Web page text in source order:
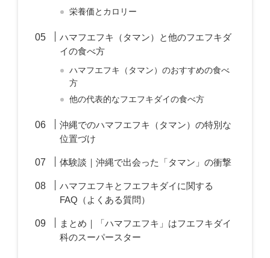
栄養価とカロリー
ハマフエフキ（タマン）と他のフエフキダ
イの食べ方
ハマフエフキ（タマン）のおすすめの食べ
方
他の代表的なフエフキダイの食べ方
沖縄でのハマフエフキ（タマン）の特別な
位置づけ
体験談｜沖縄で出会った「タマン」の衝撃
ハマフエフキとフエフキダイに関する
FAQ（よくある質問）
まとめ｜「ハマフエフキ」はフエフキダイ
科のスーパースター